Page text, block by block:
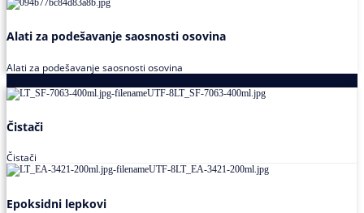
Alati za podešavanje saosnosti osovina
Alati za podešavanje saosnosti osovina
Čistači
Čistači
Epoksidni lepkovi